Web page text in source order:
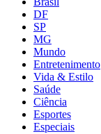
DF
SP
MG
Mundo
Entretenimento
Vida & Estilo
Saúde
Ciência
Esportes
Especiais